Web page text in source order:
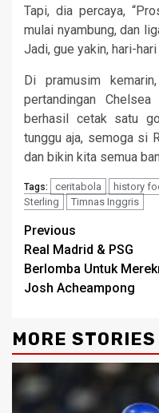
Tapi, dia percaya,
mulai nyambung, dan
Jadi, gue yakin, hari-
Di pramusim
pertandingan
berhasil cetak satu
tunggu aja, semoga si
dan bikin kita semua
Tags: ceritabola history
Sterling
Timnas Inggris
Continue
Reading
Previous
Real Madrid & PSG
Berlomba Untuk
Josh Acheampong
MORE STORIES